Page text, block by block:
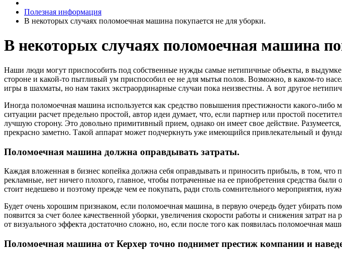
Полезная информация
В некоторых случаях поломоечная машина покупается не для уборки.
В некоторых случаях поломоечная машина
Наши люди могут приспособить под собственные нужды самые нетипичные объекты, в
стороне и какой-то пытливый ум приспособил ее не для мытья полов. Возможно, в каком-то
игры в шахматы, но нам таких экстраординарные случаи пока неизвестны. А вот другое
Иногда поломоечная машина используется как средство повышения престижности какого-либо
ситуации расчет предельно простой, автор идеи думает, что, если партнер или простой
лучшую сторону. Это довольно примитивный прием, однако он имеет свое действие.
прекрасно заметно. Такой аппарат может подчеркнуть уже имеющийся привлекательный и
Поломоечная машина должна оправдывать затраты.
Каждая вложенная в бизнес копейка должна себя оправдывать и приносить прибыль, в том,
рекламные, нет ничего плохого, главное, чтобы потраченные на ее приобретения средства
стоит недешево и поэтому прежде чем ее покупать, ради столь сомнительного мероприятия,
Будет очень хорошим признаком, если поломоечная машина, в первую очередь будет убирать
появится за счет более качественной уборки, увеличения скорости работы и снижения затрат
от визуального эффекта достаточно сложно, но, если после того как появилась поломоечная
Поломоечная машина от Керхер точно поднимет престиж компании и